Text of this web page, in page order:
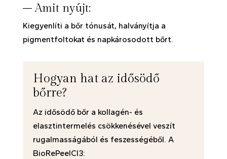
– Amit nyújt:
Kiegyenlíti a bőr tónusát, halványítja a
pigmentfoltokat és napkárosodott bőrt.
Hogyan hat az idősödő
bőrre?
Az idősödő bőr a kollagén- és
elasztintermelés csökkenésével veszít
rugalmasságából és feszességéből. A
BioRePeelCl3: